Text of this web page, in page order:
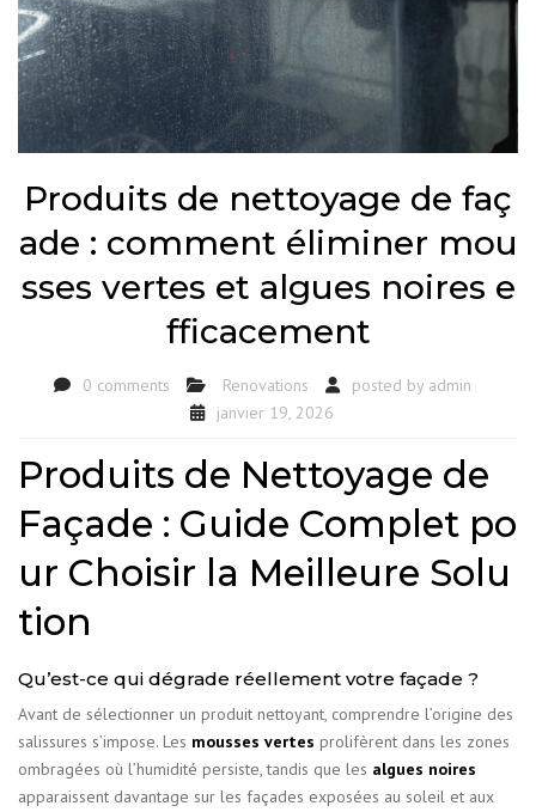
Produits de nettoyage de faç
ade : comment éliminer mou
sses vertes et algues noires e
fficacement
0 comments Renovations posted by admin
janvier 19, 2026
Produits de Nettoyage de
Façade : Guide Complet po
ur Choisir la Meilleure Solu
tion
Qu’est-ce qui dégrade réellement votre façade ?
Avant de sélectionner un produit nettoyant, comprendre l’origine des
salissures s’impose. Les mousses vertes prolifèrent dans les zones
ombragées où l’humidité persiste, tandis que les algues noires
apparaissent davantage sur les façades exposées au soleil et aux